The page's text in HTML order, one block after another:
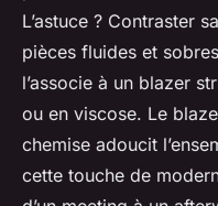
L’astuce ? Contraster
pièces fluides et
l’associe à un blazer
ou en viscose. Le
chemise adoucit
cette touche de